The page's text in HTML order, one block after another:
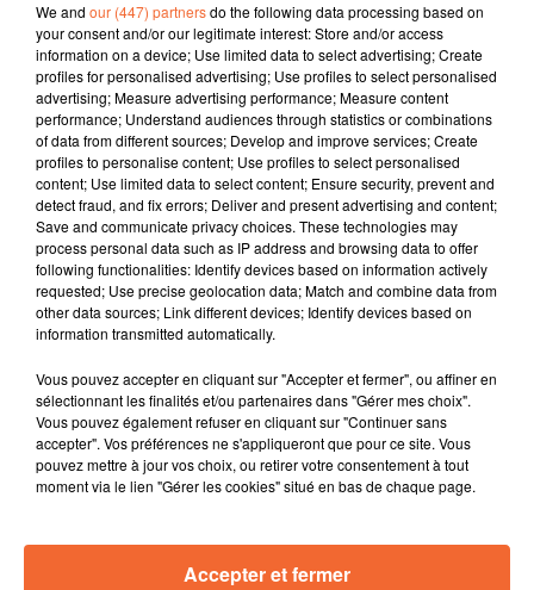
Click and collect
click and Collines
podcast
11 février 2021 - 2 min 27 sec
CLAIRE POUR LE BAR-RESTAURANT CHEZ SEB ET CLAIRE
Collines la Radio
Click and collect, click and Collines
Claire tient le bar-restaurant Chez Seb et Claire, avec
Sébastien, à Rorthais.
0:00 2 min 27 sec
We and our (447) partnersdo the following data processing based on
your consent and/or our legitimate interest: Store and/or access
information on a device; Use limited data to select advertising; Create
profiles for personalised advertising; Use profiles to select personalised
advertising; Measure advertising performance; Measure content
performance; Understand audiences through statistics or combinations
of data from different sources; Develop and improve services; Create
profiles to personalise content; Use profiles to select personalised
content; Use limited data to select content; Ensure security, prevent and
detect fraud, and fix errors; Deliver and present advertising and content;
Save and communicate privacy choices. These technologies may
process personal data such as IP address and browsing data to offer
following functionalities: Identify devices based on information actively
requested; Use precise geolocation data; Match and combine data from
other data sources; Link different devices; Identify devices based on
information transmitted automatically.
Vous pouvez accepter en cliquant sur "Accepter et fermer", ou affiner en
sélectionnant les finalités et/ou partenaires dans "Gérer mes choix".
Vous pouvez également refuser en cliquant sur "Continuer sans
accepter". Vos préférences ne s'appliqueront que pour ce site. Vous
pouvez mettre à jour vos choix, ou retirer votre consentement à tout
moment via le lien "Gérer les cookies" situé en bas de chaque page.
Accepter et fermer